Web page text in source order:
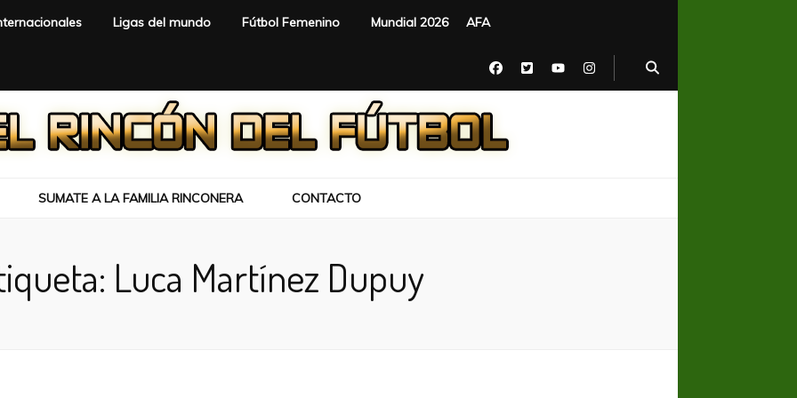
Ligas del mundo Fútbol Femenino Mundial 2026 AFA
SUMATE A LA FAMILIA RINCONERA CONTACTO
Luca Martínez Dupuy